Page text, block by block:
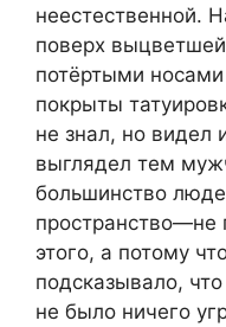
неестественной.
поверх
потёртыми носами
покрыты
не знал, но видел
выглядел тем
большинство
пространство—не
этого, а потому
подсказывало,
не было ничего